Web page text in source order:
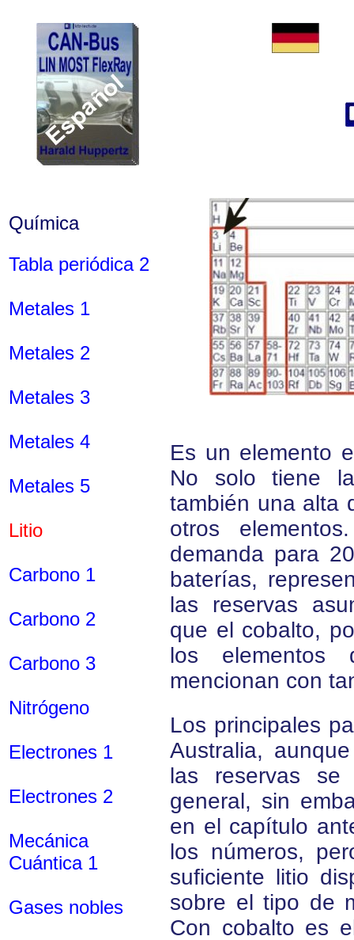
Química
Tabla periódica 2
Metales 1
Metales 2
Metales 3
Metales 4
Metales 5
Litio
Carbono 1
Carbono 2
Carbono 3
Nitrógeno
Electrones 1
Electrones 2
Mecánica
Cuántica 1
Gases nobles
Es un elemento
No solo tiene
también una alta
otros
demanda para
baterías,
las reservas
que el cobalto,
los
mencionan con
Los principales
Australia,
las reservas se
general, sin
en el capítulo
los números,
suficiente litio
sobre el tipo de
Con cobalto es